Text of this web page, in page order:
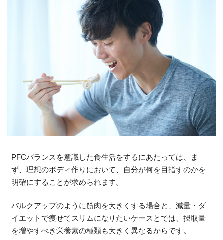
PFCバランスを意識した食生活をするにあたっては、ま
ず、理想のボディ作りにおいて、自分が何を目指すのかを
明確にすることが求められます。
バルクアップのように筋肉を大きくする場合と、減量・ダ
イエットで痩せてスリムになりたいケースとでは、摂取量
を増やすべき栄養素の種類も大きく異なるからです。